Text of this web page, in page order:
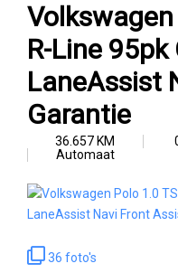
R-Line 95pk
LaneAssist
Garantie
36.657 KM
Automaat
36 foto's